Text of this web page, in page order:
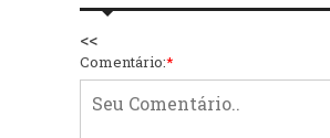
<<
Comentário:*